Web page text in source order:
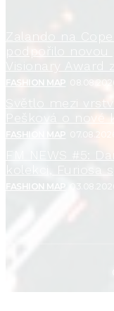
Zalando na
podpořilo novou
Visionary
FASHION MAP
Světlo mezi
Pešková o nové
FASHION MAP
FM NEWS #5:
kolekci, Furiosa
FASHION MAP